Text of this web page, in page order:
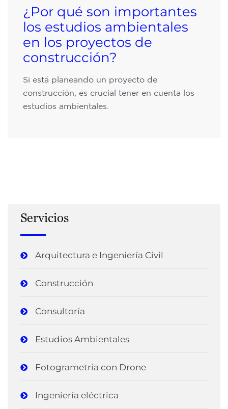
¿Por qué son importantes
los estudios ambientales
en los proyectos de
construcción?
Si está planeando un proyecto de
construcción, es crucial tener en cuenta los
estudios ambientales.
Servicios
Arquitectura e Ingeniería Civil
Construcción
Consultoría
Estudios Ambientales
Fotogrametría con Drone
Ingeniería eléctrica